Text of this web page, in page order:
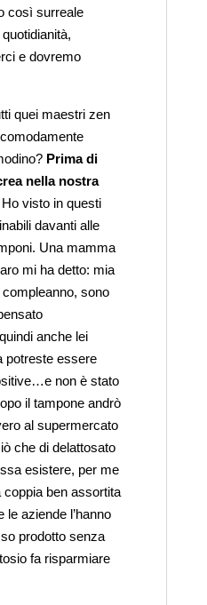
così surreale
e dovremo
quei maestri zen
Prima di
nella nostra
visto in questi
davanti alle
Una mamma
mi ha detto: mia
sono
anche lei
potreste essere
non è stato
il tampone andrò
al supermercato
che di delattosato
esistere, per me
ben assortita
le aziende l’hanno
prodotto senza
fa risparmiare